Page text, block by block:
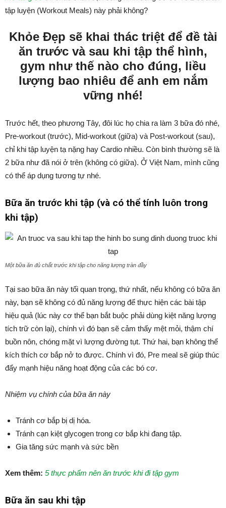
tập luyện (Workout Meals) này phải không?
Khỏe Đẹp sẽ khai thác triệt để đề tài
ăn trước và sau khi tập thể hình,
gym như thế nào cho đúng, liều
lượng bao nhiêu để anh em nắm
vững nhé!
Trước hết, theo phương Tây, đôi lúc họ chia ra làm 3 bữa đó nhé,
Pre-workout (trước), Mid-workout (giữa) và Post-workout (sau),
chỉ khi tập luyện tạ nặng hay Cardio nhiều. Còn bình thường sẽ là
2 bữa như đã nói ở trên (không có giữa). Ở Việt Nam, mình cũng
có thể áp dụng tương tự nhé.
Bữa ăn trước khi tập (và có thể tính luôn trong
khi tập)
Một bữa ăn đủ chất trước khi tập cho năng lượng tràn đầy
Tại sao bữa ăn này tối quan trọng, thứ nhất, nếu không có bữa ăn
này, bạn sẽ không có đủ năng lượng để thực hiện các bài tập
hiệu quả (lúc này cơ thể bạn bắt buộc phải dùng kiệt năng lượng
tích trữ còn lại), chính vì đó bạn sẽ cảm thấy mệt mỏi, thậm chí
buồn nôn, chóng mặt vì lượng đường tụt. Thứ hai, bạn không thể
kích thích cơ bắp nở to được. Chính vì đó, Pre meal sẽ giúp thúc
đẩy mạnh hiệu năng hoạt động của các bó cơ.
Nhiệm vụ chính của bữa ăn này
Tránh cơ bắp bị dị hóa.
Tránh cạn kiệt glycogen trong cơ bắp khi đang tập.
Gia tăng sức mạnh và sức bền
Xem thêm: 5 thực phẩm nên ăn trước khi đi tập gym
Bữa ăn sau khi tập